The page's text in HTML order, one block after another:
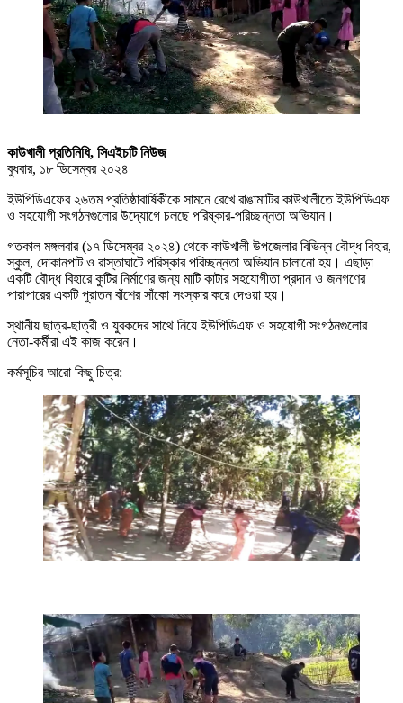
কাউখালী প্রতিনিধি, সিএইচটি নিউজ
বুধবার, ১৮ ডিসেম্বর ২০২৪
ইউপিডিএফের ২৬তম প্রতিষ্ঠাবার্ষিকীকে সামনে রেখে রাঙামাটির কাউখালীতে ইউপিডিএফ
ও সহযোগী সংগঠনগুলোর উদ্যোগে চলছে পরিষ্কার-পরিচ্ছন্নতা অভিযান।
গতকাল মঙ্গলবার (১৭ ডিসেম্বর ২০২৪) থেকে কাউখালী উপজেলার বিভিন্ন বৌদ্ধ বিহার,
স্কুল, দোকানপাট ও রাস্তাঘাটে পরিস্কার পরিচ্ছন্নতা অভিযান চালানো হয়। এছাড়া
একটি বৌদ্ধ বিহারে কুটির নির্মাণের জন্য মাটি কাটার সহযোগীতা প্রদান ও জনগণের
পারাপারের একটি পুরাতন বাঁশের সাঁকো সংস্কার করে দেওয়া হয়।
স্থানীয় ছাত্র-ছাত্রী ও যুবকদের সাথে নিয়ে ইউপিডিএফ ও সহযোগী সংগঠনগুলোর
নেতা-কর্মীরা এই কাজ করেন।
কর্মসূচির আরো কিছু চিত্র: